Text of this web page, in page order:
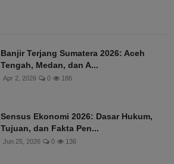
Banjir Terjang Sumatera 2026: Aceh
Tengah, Medan, dan A...
Apr 2, 2026 0 186
Sensus Ekonomi 2026: Dasar Hukum,
Tujuan, dan Fakta Pen...
Jun 25, 2026 0 136